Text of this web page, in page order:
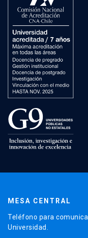
MESA CENTRAL
Teléfono para
Universidad.